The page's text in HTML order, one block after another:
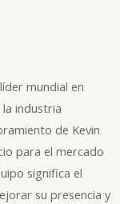
mundial en
industria
de Kevin
para el mercado
significa el
su presencia y